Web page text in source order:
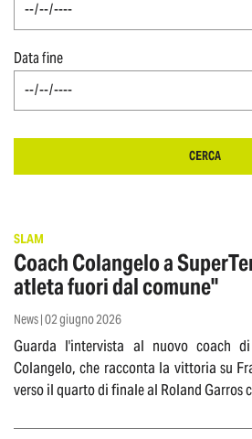
Data fine
CERCA
SLAM
Coach Colangelo a
atleta fuori dal comune"
News | 02 giugno 2026
Guarda l'intervista al nuovo coach
Colangelo, che racconta la vittoria su
verso il quarto di finale al Roland Garros